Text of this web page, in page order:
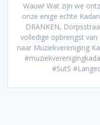
Wauw! Wat zijn we
onze enige echte
DRANKEN,
volledige opbrengst
naar Muziekvereniging
#SutS